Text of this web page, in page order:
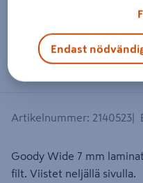
Dra på
Artikelnummer: 2140523
Goody Wide 7 mm
filt. Viistet neljällä sivulla.
Endast